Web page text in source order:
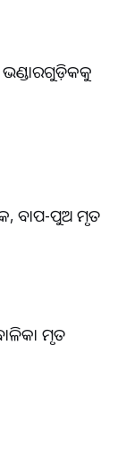
ଭଣ୍ଡାରଗୁଡ଼ିକକୁ
ବାପ-ପୁଅ ମୃତ
ମୃତ